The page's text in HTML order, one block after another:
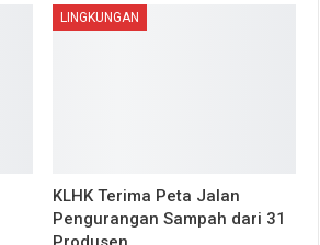
LINGKUNGAN
KLHK Terima Peta Jalan
Pengurangan Sampah dari 31